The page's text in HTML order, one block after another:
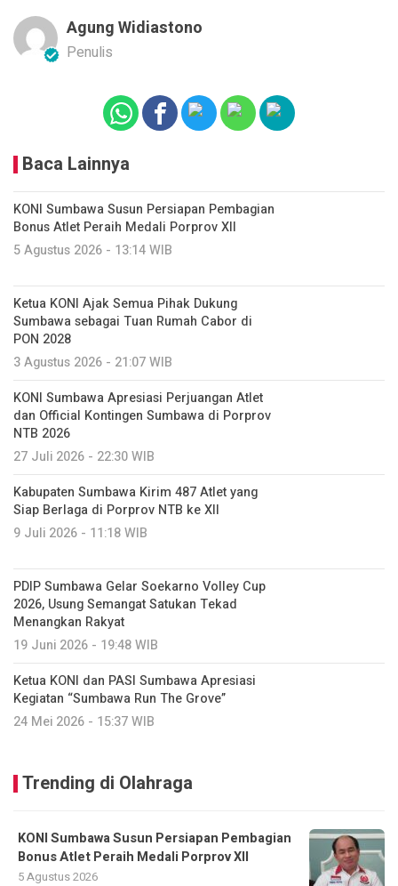
Agung Widiastono
Penulis
Baca Lainnya
KONI Sumbawa Susun Persiapan Pembagian
Bonus Atlet Peraih Medali Porprov XII
5 Agustus 2026 - 13:14 WIB
Ketua KONI Ajak Semua Pihak Dukung
Sumbawa sebagai Tuan Rumah Cabor di
PON 2028
3 Agustus 2026 - 21:07 WIB
KONI Sumbawa Apresiasi Perjuangan Atlet
dan Official Kontingen Sumbawa di Porprov
NTB 2026
27 Juli 2026 - 22:30 WIB
Kabupaten Sumbawa Kirim 487 Atlet yang
Siap Berlaga di Porprov NTB ke XII
9 Juli 2026 - 11:18 WIB
PDIP Sumbawa Gelar Soekarno Volley Cup
2026, Usung Semangat Satukan Tekad
Menangkan Rakyat
19 Juni 2026 - 19:48 WIB
Ketua KONI dan PASI Sumbawa Apresiasi
Kegiatan “Sumbawa Run The Grove”
24 Mei 2026 - 15:37 WIB
Trending di Olahraga
KONI Sumbawa Susun Persiapan Pembagian
Bonus Atlet Peraih Medali Porprov XII
5 Agustus 2026